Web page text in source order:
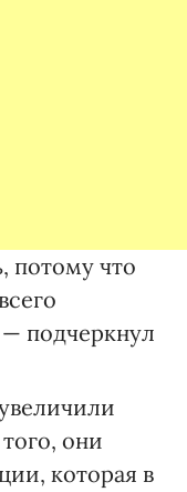
потому что
подчеркнул
они
которая в